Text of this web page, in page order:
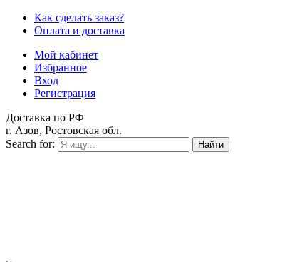
Как сделать заказ?
Оплата и доставка
Мой кабинет
Избранное
Вход
Регистрация
Доставка по РФ
г. Азов, Ростовская обл.
Search for:
Найти